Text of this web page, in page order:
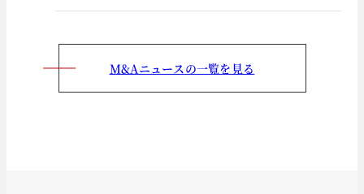
M&Aニュースの一覧を見る